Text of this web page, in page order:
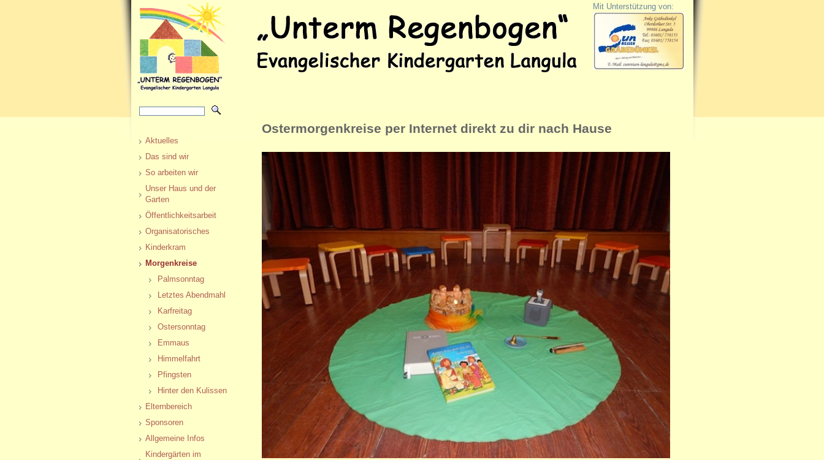
Mit Unterstützung von:
Aktuelles
Das sind wir
So arbeiten wir
Unser Haus und der
Garten
Öffentlichkeitsarbeit
Organisatorisches
Kinderkram
Morgenkreise
Palmsonntag
Letztes Abendmahl
Karfreitag
Ostersonntag
Emmaus
Himmelfahrt
Pfingsten
Hinter den Kulissen
Elternbereich
Sponsoren
Allgemeine Infos
Kindergärten im
Ostermorgenkreise per Internet direkt zu dir nach Hause